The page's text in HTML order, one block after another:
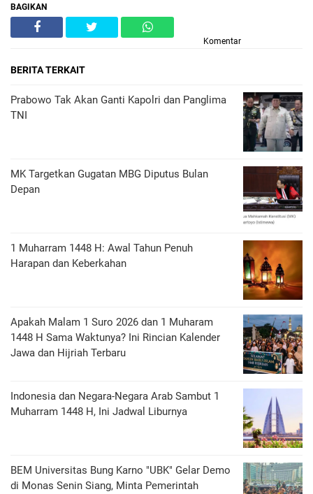
BAGIKAN
Komentar
BERITA TERKAIT
Prabowo Tak Akan Ganti Kapolri dan Panglima
TNI
MK Targetkan Gugatan MBG Diputus Bulan
Depan
1 Muharram 1448 H: Awal Tahun Penuh
Harapan dan Keberkahan
Apakah Malam 1 Suro 2026 dan 1 Muharam
1448 H Sama Waktunya? Ini Rincian Kalender
Jawa dan Hijriah Terbaru
Indonesia dan Negara-Negara Arab Sambut 1
Muharram 1448 H, Ini Jadwal Liburnya
BEM Universitas Bung Karno "UBK" Gelar Demo
di Monas Senin Siang, Minta Pemerintah